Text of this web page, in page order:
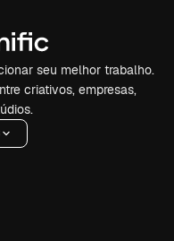
seu melhor trabalho.
criativos, empresas,